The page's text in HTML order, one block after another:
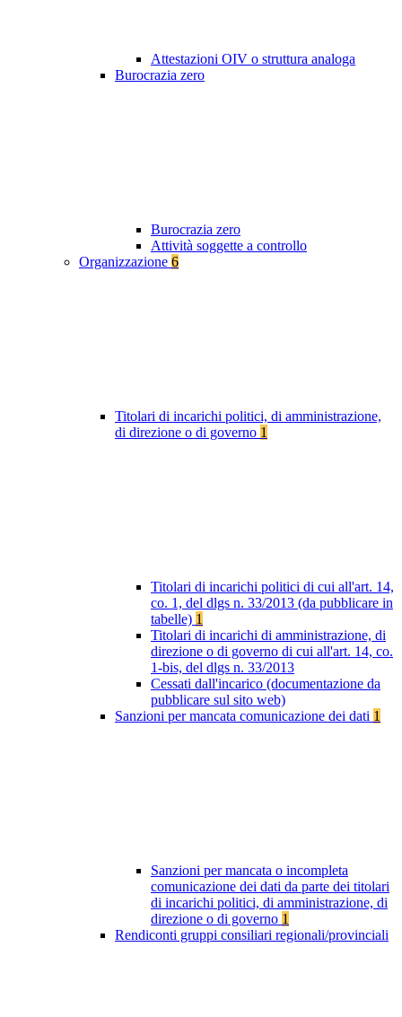
Attestazioni OIV o struttura analoga
Burocrazia zero
Burocrazia zero
Attività soggette a controllo
Organizzazione 6
Titolari di incarichi politici, di amministrazione,
di direzione o di governo 1
Titolari di incarichi politici di cui all'art. 14,
co. 1, del dlgs n. 33/2013 (da pubblicare in
tabelle) 1
Titolari di incarichi di amministrazione, di
direzione o di governo di cui all'art. 14, co.
1-bis, del dlgs n. 33/2013
Cessati dall'incarico (documentazione da
pubblicare sul sito web)
Sanzioni per mancata comunicazione dei dati 1
Sanzioni per mancata o incompleta
comunicazione dei dati da parte dei titolari
di incarichi politici, di amministrazione, di
direzione o di governo 1
Rendiconti gruppi consiliari regionali/provinciali